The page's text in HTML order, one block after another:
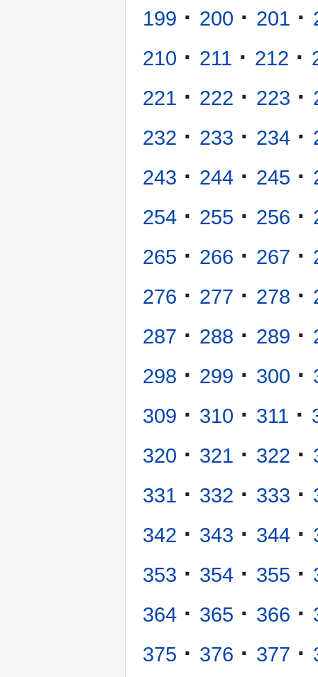
199 · 200 · 201 ·
210 · 211 · 212 ·
221 · 222 · 223 ·
232 · 233 · 234 ·
243 · 244 · 245 ·
254 · 255 · 256 ·
265 · 266 · 267 ·
276 · 277 · 278 ·
287 · 288 · 289 ·
298 · 299 · 300 ·
309 · 310 · 311 ·
320 · 321 · 322 ·
331 · 332 · 333 ·
342 · 343 · 344 ·
353 · 354 · 355 ·
364 · 365 · 366 ·
375 · 376 · 377 ·